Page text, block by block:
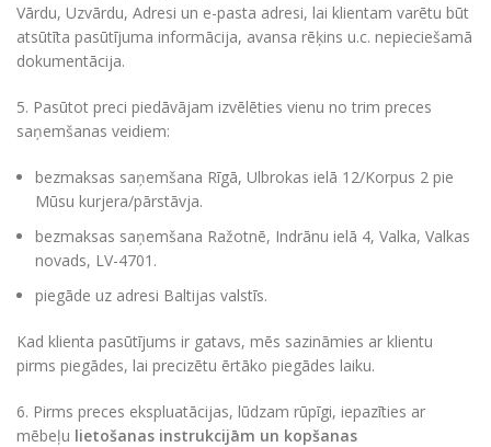
Vārdu, Uzvārdu, Adresi un e-pasta adresi, lai klientam varētu būt
atsūtīta pasūtījuma informācija, avansa rēķins u.c. nepieciešamā
dokumentācija.
5. Pasūtot preci piedāvājam izvēlēties vienu no trim preces
saņemšanas veidiem:
bezmaksas saņemšana Rīgā, Ulbrokas ielā 12/Korpus 2 pie
Mūsu kurjera/pārstāvja.
bezmaksas saņemšana Ražotnē, Indrānu ielā 4, Valka, Valkas
novads, LV-4701.
piegāde uz adresi Baltijas valstīs.
Kad klienta pasūtījums ir gatavs, mēs sazināmies ar klientu
pirms piegādes, lai precizētu ērtāko piegādes laiku.
6. Pirms preces ekspluatācijas, lūdzam rūpīgi, iepazīties ar
mēbeļu lietošanas instrukcijām un kopšanas